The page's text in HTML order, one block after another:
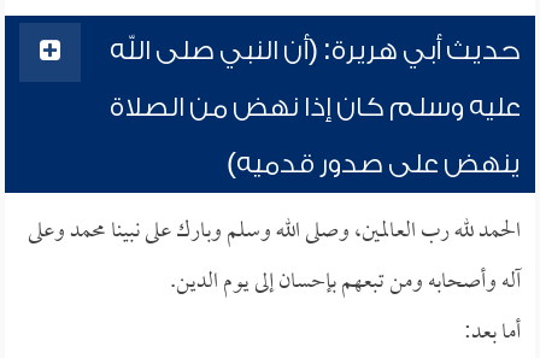
حديث أبي هريرة: (أن النبي صلى الله
عليه وسلم كان إذا نهض من الصلاة
ينهض على صدور قدميه)
الحمد لله رب العالمين، وصلى الله وسلم وبارك على نبينا محمد وعلى
آله وأصحابه ومن تبعهم بإحسان إلى يوم الدين.
أما بعد: